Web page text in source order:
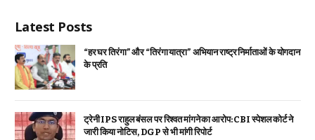
Latest Posts
“हर घर तिरंगा” और “तिरंगा यात्रा” अभियान राष्ट्र निर्माताओं के योगदान
के प्रति
ट्रेनी IPS राहुल बंसल पर रिश्वत मांगने का आरोप: CBI स्पेशल कोर्ट ने
जारी किया नोटिस, DGP से भी मांगी रिपोर्ट